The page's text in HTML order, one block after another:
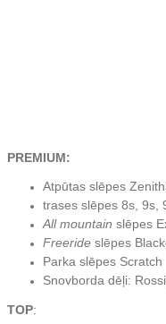
PREMIUM:
Atpūtas slēpes
trases slēpes 8s, 9s,
All mountain slēpes
Freeride slēpes
Parka slēpes Scratch
Snovborda dēļi:
TOP: